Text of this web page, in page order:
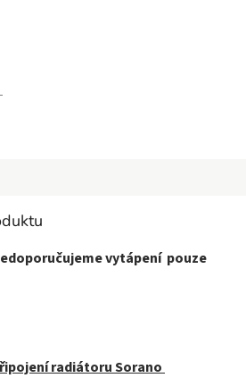
vytápení pouze
radiátoru Sorano